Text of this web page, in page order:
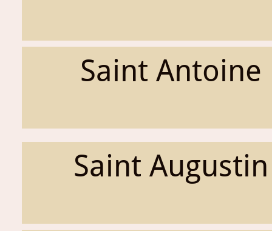
Saint Antoine
Saint Augustin